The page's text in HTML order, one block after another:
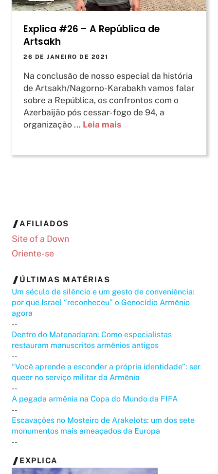
Explica #26 – A República de
Artsakh
26 DE JANEIRO DE 2021
Na conclusão de nosso especial da história
de Artsakh/Nagorno-Karabakh vamos falar
sobre a República, os confrontos com o
Azerbaijão pós cessar-fogo de 94, a
organização ... Leia mais
AFILIADOS
Site of a Down
Oriente-se
ÚLTIMAS MATÉRIAS
Um século de silêncio e um gesto de conveniência:
por que Israel “reconheceu” o Genocídio Armênio
agora
--
Dentro do Matenadaran: Como especialistas
restauram manuscritos armênios antigos
--
“Você aprende a esconder a própria identidade”: ser
queer no serviço militar da Armênia
--
A pegada armênia na Copa do Mundo da FIFA
--
Escavações no Mosteiro de Arakelots: um dos sete
monumentos mais ameaçados da Europa
--
EXPLICA